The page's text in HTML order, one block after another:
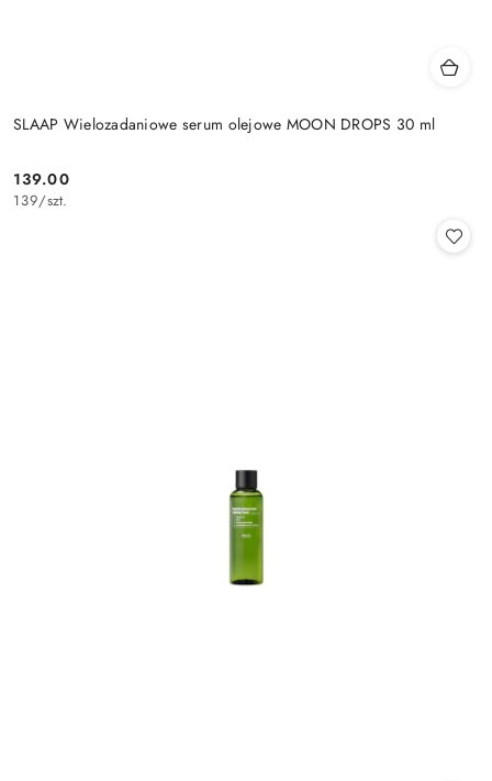
SLAAP Wielozadaniowe serum olejowe MOON DROPS 30 ml
Cena:
139.00
139/szt.